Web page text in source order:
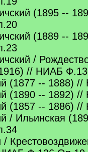
(1895 --
(1889 --
/
// НИАБ
(1877 -- 1888)
(1890 -- 1892)
(1857 -- 1886)
/ Ильинская
/